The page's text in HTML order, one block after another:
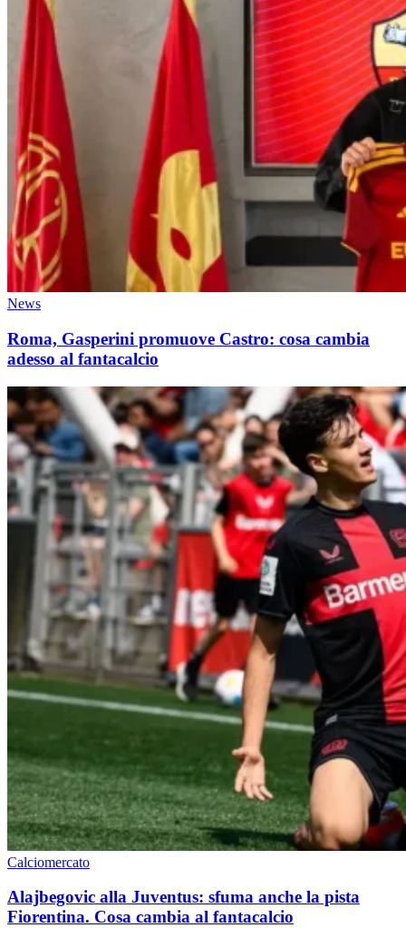
News
Roma, Gasperini promuove Castro: cosa cambia
adesso al fantacalcio
Calciomercato
Alajbegovic alla Juventus: sfuma anche la pista
Fiorentina. Cosa cambia al fantacalcio